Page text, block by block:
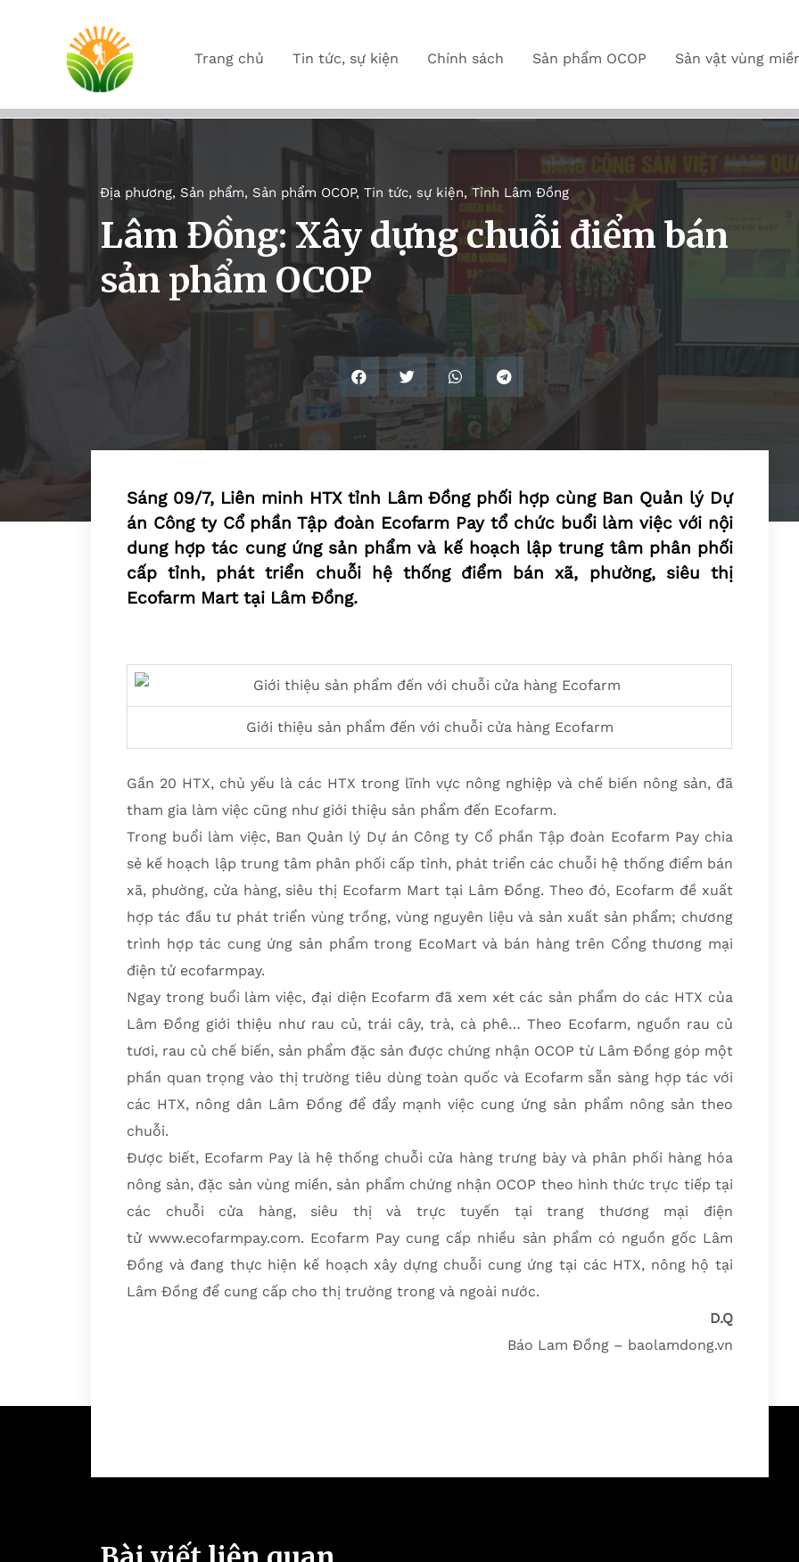
Trang chủ Tin tức, sự kiện Chính sách Sản phẩm OCOP Sản vật vùng
Địa phương, Sản phẩm, Sản phẩm OCOP, Tin tức, sự kiện, Tỉnh Lâm Đồng
Lâm Đồng: Xây dựng chuỗi điểm bán
sản phẩm OCOP
Sáng 09/7, Liên minh HTX tỉnh Lâm Đồng phối hợp cùng Ban Quản lý Dự
án Công ty Cổ phần Tập đoàn Ecofarm Pay tổ chức buổi làm việc với nội
dung hợp tác cung ứng sản phẩm và kế hoạch lập trung tâm phân phối
cấp tỉnh, phát triển chuỗi hệ thống điểm bán xã, phường, siêu thị
Ecofarm Mart tại Lâm Đồng.
Giới thiệu sản phẩm đến với chuỗi cửa hàng Ecofarm
Gần 20 HTX, chủ yếu là các HTX trong lĩnh vực nông nghiệp và chế biến nông sản, đã
tham gia làm việc cũng như giới thiệu sản phẩm đến Ecofarm.
Trong buổi làm việc, Ban Quản lý Dự án Công ty Cổ phần Tập đoàn Ecofarm Pay chia
sẻ kế hoạch lập trung tâm phân phối cấp tỉnh, phát triển các chuỗi hệ thống điểm bán
xã, phường, cửa hàng, siêu thị Ecofarm Mart tại Lâm Đồng. Theo đó, Ecofarm đề xuất
hợp tác đầu tư phát triển vùng trồng, vùng nguyên liệu và sản xuất sản phẩm; chương
trình hợp tác cung ứng sản phẩm trong EcoMart và bán hàng trên Cổng thương mại
điện tử ecofarmpay.
Ngay trong buổi làm việc, đại diện Ecofarm đã xem xét các sản phẩm do các HTX của
Lâm Đồng giới thiệu như rau củ, trái cây, trà, cà phê… Theo Ecofarm, nguồn rau củ
tươi, rau củ chế biến, sản phẩm đặc sản được chứng nhận OCOP từ Lâm Đồng góp một
phần quan trọng vào thị trường tiêu dùng toàn quốc và Ecofarm sẵn sàng hợp tác với
các HTX, nông dân Lâm Đồng để đẩy mạnh việc cung ứng sản phẩm nông sản theo
chuỗi.
Được biết, Ecofarm Pay là hệ thống chuỗi cửa hàng trưng bày và phân phối hàng hóa
nông sản, đặc sản vùng miền, sản phẩm chứng nhận OCOP theo hình thức trực tiếp tại
các chuỗi cửa hàng, siêu thị và trực tuyến tại trang thương mại điện
tử www.ecofarmpay.com. Ecofarm Pay cung cấp nhiều sản phẩm có nguồn gốc Lâm
Đồng và đang thực hiện kế hoạch xây dựng chuỗi cung ứng tại các HTX, nông hộ tại
Lâm Đồng để cung cấp cho thị trường trong và ngoài nước.
D.Q
Báo Lam Đồng – baolamdong.vn